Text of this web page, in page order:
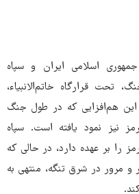
اسلامی ایران و سپاه
تحت قرارگاه خاتم‌الانبیاء،
این هم‌افزایی که در طول جنگ
نیز نمود یافته است. سپاه
را بر عهده دارد، در حالی که
و مرور در شرق تنگه، منتهی به